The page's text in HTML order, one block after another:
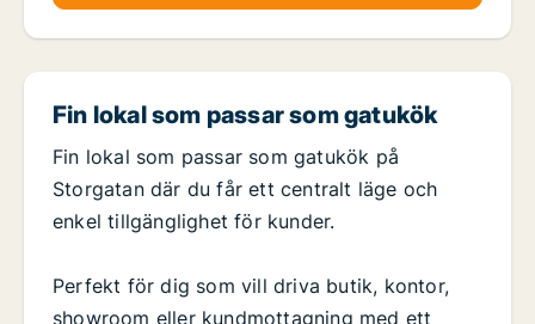
Fin lokal som passar som gatukök
Fin lokal som passar som gatukök på
Storgatan där du får ett centralt läge och
enkel tillgänglighet för kunder.
Perfekt för dig som vill driva butik, kontor,
showroom eller kundmottagning med ett